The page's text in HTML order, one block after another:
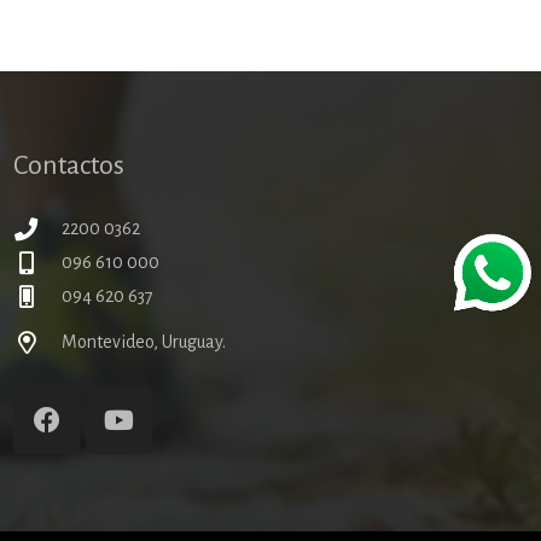
Contactos
2200 0362
096 610 000
094 620 637
Montevideo, Uruguay.